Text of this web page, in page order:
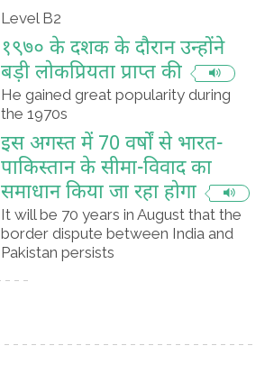
Level B2
१९७० के दशक के दौरान उन्होंने
बड़ी लोकप्रियता प्राप्त की
He gained great popularity during
the 1970s
इस अगस्त में 70 वर्षों से भारत-
पाकिस्तान के सीमा-विवाद का
समाधान किया जा रहा होगा
It will be 70 years in August that the
border dispute between India and
Pakistan persists